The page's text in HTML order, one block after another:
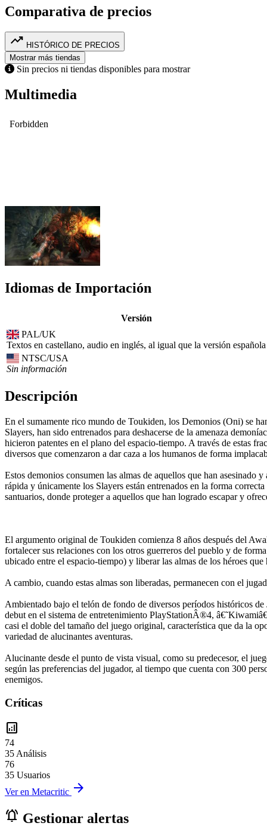
Comparativa de precios
trending_up HISTÓRICO DE PRECIOS
Mostrar más tiendas
Sin precios ni tiendas disponibles para mostrar
Multimedia
Idiomas de Importación
Versión
PAL/UK
Textos en castellano, audio en inglés, al igual que la versión española
NTSC/USA
Sin información
Descripción
En el sumamente rico mundo de Toukiden, los Demonios (Oni) se
Slayers, han sido entrenados para deshacerse de la amenaza
hicieron patentes en el plano del espacio-tiempo. A través de estas
diversos que comenzaron a dar caza a los humanos de forma
Estos demonios consumen las almas de aquellos que han asesinado
rápida y únicamente los Slayers están entrenados en la forma
santuarios, donde proteger a aquellos que han logrado escapar y
El argumento original de Toukiden comienza 8 años después del
fortalecer sus relaciones con los otros guerreros del pueblo y de
ubicado entre el espacio-tiempo) y liberar las almas de los héroes que
A cambio, cuando estas almas son liberadas, permanecen con el
Ambientado bajo el telón de fondo de diversos períodos históricos
debut en el sistema de entretenimiento PlayStationÂ®4,
casi el doble del tamaño del juego original, característica que da la
variedad de alucinantes aventuras.
Alucinante desde el punto de vista visual, como su predecesor, el
según las preferencias del jugador, al tiempo que cuenta con 300
enemigos.
Críticas
analytics
74
35 Análisis
76
35 Usuarios
Ver en Metacritic arrow_forward
notifications_active Gestionar alertas